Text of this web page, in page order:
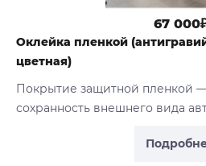
67
Оклейка пленкой
цветная)
Покрытие защитной пленкой
сохранность внешнего вида